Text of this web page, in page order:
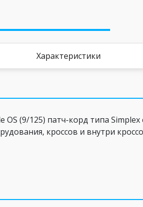
Характеристики
(9/125) патч-корд типа
кроссов и внутри